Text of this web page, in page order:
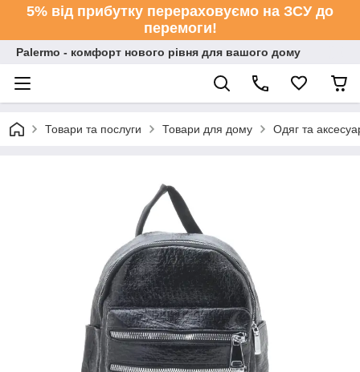
5% від прибутку перераховуємо на ЗСУ до
перемоги!
Palermo - комфорт нового рівня для вашого дому
Товари та послуги Товари для дому Одяг та